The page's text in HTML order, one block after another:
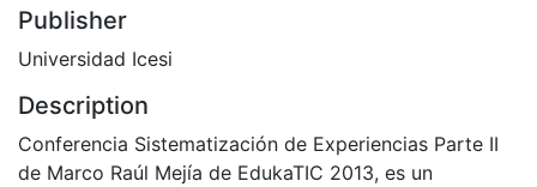
Publisher
Universidad Icesi
Description
Conferencia Sistematización de Experiencias Parte II
de Marco Raúl Mejía de EdukaTIC 2013, es un